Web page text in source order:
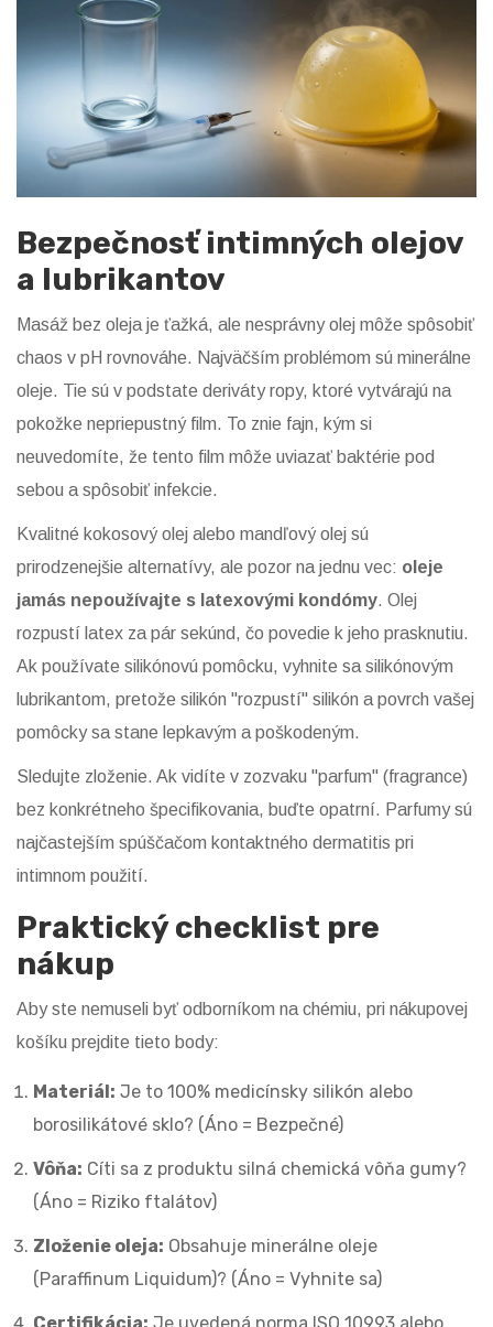
Bezpečnosť intimných olejov
a lubrikantov
Masáž bez oleja je ťažká, ale nesprávny olej môže spôsobiť
chaos v pH rovnováhe. Najväčším problémom sú minerálne
oleje. Tie sú v podstate deriváty ropy, ktoré vytvárajú na
pokožke nepriepustný film. To znie fajn, kým si
neuvedomíte, že tento film môže uviazať baktérie pod
sebou a spôsobiť infekcie.
Kvalitné kokosový olej alebo mandľový olej sú
prirodzenejšie alternatívy, ale pozor na jednu vec: oleje
jamás nepoužívajte s latexovými kondómy. Olej
rozpustí latex za pár sekúnd, čo povedie k jeho prasknutiu.
Ak používate silikónovú pomôcku, vyhnite sa silikónovým
lubrikantom, pretože silikón "rozpustí" silikón a povrch vašej
pomôcky sa stane lepkavým a poškodeným.
Sledujte zloženie. Ak vidíte v zozvaku "parfum" (fragrance)
bez konkrétneho špecifikovania, buďte opatrní. Parfumy sú
najčastejším spúščačom kontaktného dermatitis pri
intimnom použití.
Praktický checklist pre
nákup
Aby ste nemuseli byť odborníkom na chémiu, pri nákupovej
košíku prejdite tieto body:
Materiál: Je to 100% medicínsky silikón alebo
borosilikátové sklo? (Áno = Bezpečné)
Vôňa: Cíti sa z produktu silná chemická vôňa gumy?
(Áno = Riziko ftalátov)
Zloženie oleja: Obsahuje minerálne oleje
(Paraffinum Liquidum)? (Áno = Vyhnite sa)